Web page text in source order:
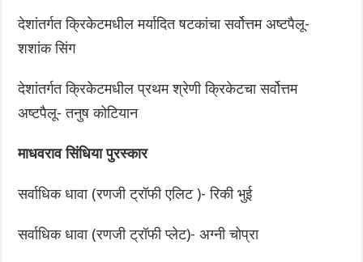
देशांतर्गत क्रिकेटमधील मर्यादित षटकांचा सर्वोत्तम अष्टपैलू-
शशांक सिंग
देशांतर्गत क्रिकेटमधील प्रथम श्रेणी क्रिकेटचा सर्वोत्तम
अष्टपैलू- तनुष कोटियान
माधवराव सिंधिया पुरस्कार
सर्वाधिक धावा (रणजी ट्रॉफी एलिट )- रिकी भुई
सर्वाधिक धावा (रणजी ट्रॉफी प्लेट)- अग्नी चोप्रा